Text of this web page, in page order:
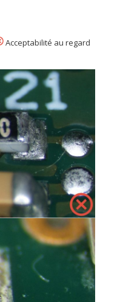
Acceptabilité au regard